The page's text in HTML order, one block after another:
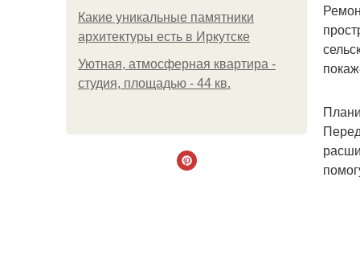
Какие уникальные памятники
архитектуры есть в Иркутске
Уютная, атмосферная квартира -
студия, площадью - 44 кв.